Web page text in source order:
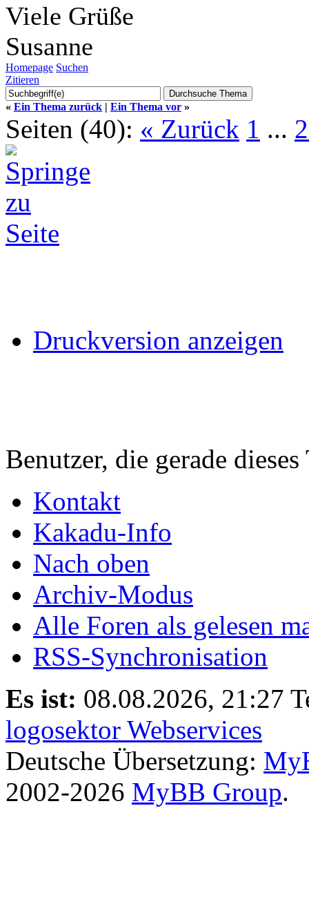
Viele Grüße
Susanne
Homepage Suchen
Zitieren
« Ein Thema zurück | Ein Thema vor »
Seiten (40): « Zurück 1 ...
Druckversion anzeigen
Benutzer, die gerade
Kontakt
Kakadu-Info
Nach oben
Archiv-Modus
Alle Foren als gelesen
RSS-Synchronisation
Es ist: 08.08.2026, 21:27
logosektor Webservices
Deutsche Übersetzung:
2002-2026 MyBB Group.